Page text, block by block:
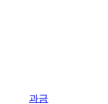
과금